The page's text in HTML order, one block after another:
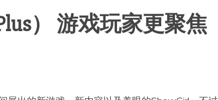
） 游戏玩家更聚焦